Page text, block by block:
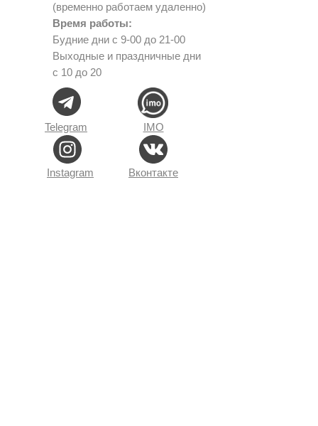
(временно работаем удаленно)
Время работы:
Будние дни с 9-00 до 21-00
Выходные и праздничные дни
с 10 до 20
Telegram
Вконтакте
Instagram
IMO